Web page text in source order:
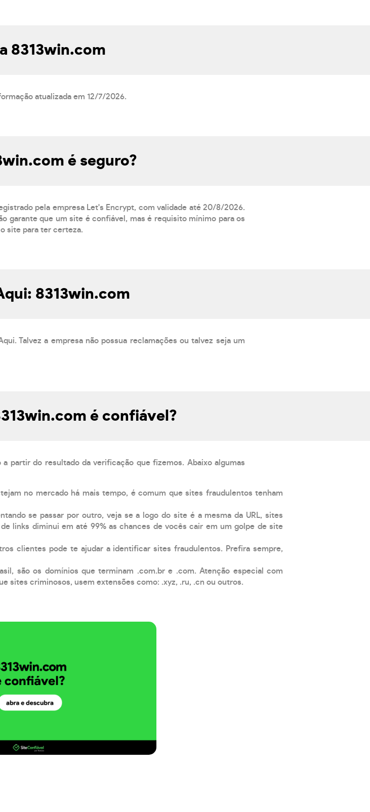
8313win.com
atualizada em 12/7/2026.
é seguro?
pela empresa Let's Encrypt, com validade até 20/8/2026.
garante que um site é confiável, mas é requisito mínimo para os
site para ter certeza.
8313win.com
Talvez a empresa não possua reclamações ou talvez seja um
é confiável?
partir do resultado da verificação que fizemos. Abaixo algumas
no mercado há mais tempo, é comum que sites fraudulentos tenham
se passar por outro, veja se a logo do site é a mesma da URL, sites
links diminui em até 99% as chances de vocês cair em um golpe de site
clientes pode te ajudar a identificar sites fraudulentos. Prefira sempre,
são os domínios que terminam .com.br e .com. Atenção especial com
sites criminosos, usem extensões como: .xyz, .ru, .cn ou outros.